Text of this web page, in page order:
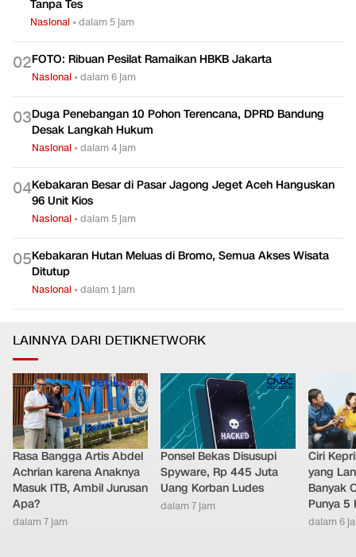
Tanpa Tes
Nasional •dalam 5 jam
02FOTO: Ribuan Pesilat Ramaikan HBKB Jakarta
Nasional •dalam 6 jam
03Duga Penebangan 10 Pohon Terencana, DPRD Bandung
Desak Langkah Hukum
Nasional •dalam 4 jam
04Kebakaran Besar di Pasar Jagong Jeget Aceh Hanguskan
96 Unit Kios
Nasional •dalam 5 jam
05Kebakaran Hutan Meluas di Bromo, Semua Akses Wisata
Ditutup
Nasional •dalam 1 jam
LAINNYA DARI DETIKNETWORK
Rasa Bangga Artis Abdel
Achrian karena Anaknya
Masuk ITB, Ambil Jurusan
Apa?
dalam 7 jam
Ponsel Bekas Disusupi
Spyware, Rp 445 Juta
Uang Korban Ludes
dalam 7 jam
Ciri
yang
Banyak
Punya 5
dalam 6